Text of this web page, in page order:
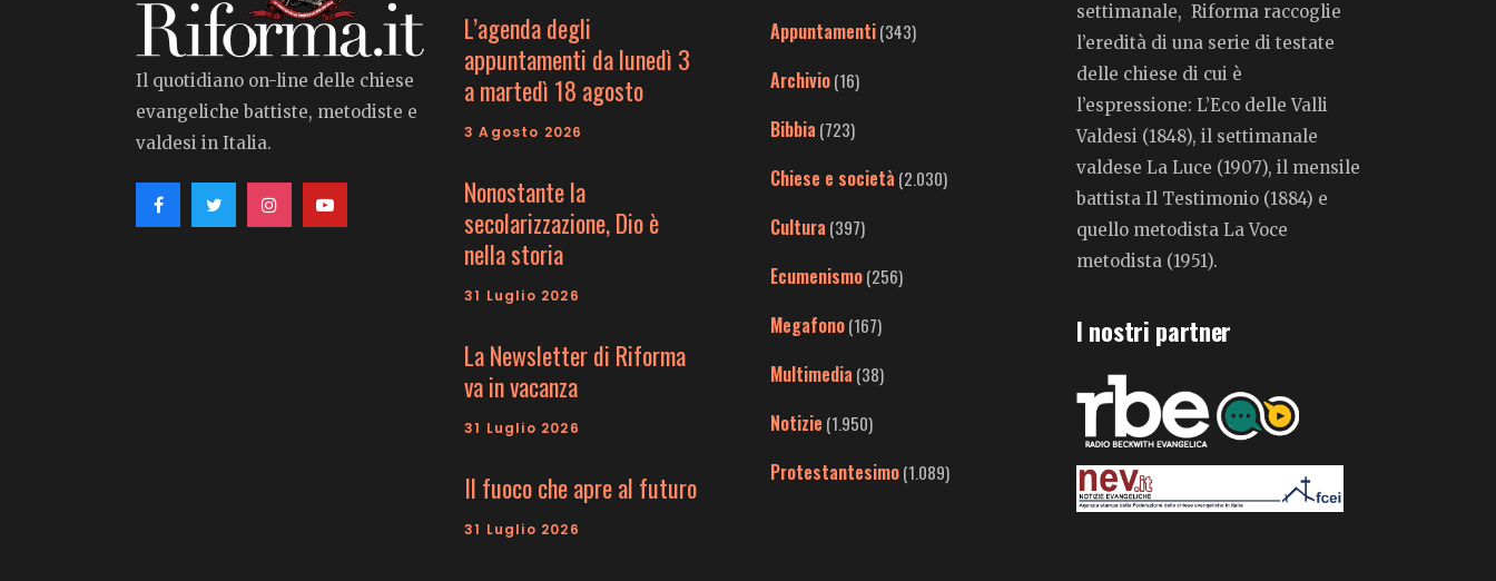
Il quotidiano on-line delle chiese
evangeliche battiste, metodiste e
valdesi in Italia.
L’agenda degli
appuntamenti da lunedì 3
a martedì 18 agosto
3 Agosto 2026
Nonostante la
secolarizzazione, Dio è
nella storia
31 Luglio 2026
La Newsletter di Riforma
va in vacanza
31 Luglio 2026
Il fuoco che apre al futuro
31 Luglio 2026
Appuntamenti(343)
Archivio(16)
Bibbia (723)
Chiese e società (2.030)
Cultura (397)
Ecumenismo(256)
Megafono(167)
Multimedia (38)
Notizie (1.950)
Protestantesimo(1.089)
settimanale, Riforma raccoglie
l’eredità di una serie di testate
delle chiese di cui è
l’espressione: L’Eco delle Valli
Valdesi (1848), il settimanale
valdese La Luce (1907), il mensile
battista Il Testimonio (1884) e
quello metodista La Voce
metodista (1951).
I nostri partner